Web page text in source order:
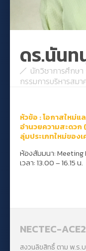
ดร.นันท
นักวิชาการศึกษา
กรรมการบริหารสม
หัวข้อ : โอกาสใหม่แ
อำนวยความสะดว
ลุ่มประเภทใหม่ของ
ห้องสัมมนา: Meeting
เวลา: 13.00 – 16.15 น.
NECTEC-
สงวนลิขสิทธิ์ ตาม พ.ร.